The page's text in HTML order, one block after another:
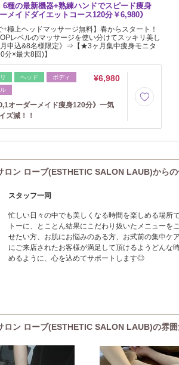
6種の最新機器+熟練ハンドでスピード痩身
イドダイエットコース120分￥6,980》
+極上ヘッドマッサージ無料】春からスタート！
レベルのマッサージを使い分けてスッキリ美し
申込&8名様限定》⇒【★3ヶ月集中痩身モニタ
分×最大8回)】
ヘッド
ボディ
¥6,980
オーダーメイド痩身120分》一気
ズ減！！
ロン ローブ(ESTHETIC SALON LAUB)から
スタッフ一同
忙しい日々の中でも美しくなる時間を楽しめる場所
トーに、とことん結果にこだわり抜いたメニューを
せたい方、お肌にお悩みのある方、お式前の集中ケ
にご来店されたお客様が満足して頂けるようどんな
めるように、心を込めてサポートします◎
ロン ローブ(ESTHETIC SALON LAUB)の雰